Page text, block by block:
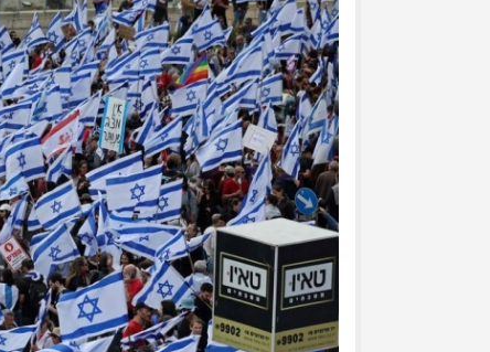
جرحى الحرب على غزة
وفد من تيار الإصلاح
ومشاركة في وقفة
تيار الإصلاح
لتكريم أسر الشهداء
تيار الإصلاح
(العهد والوفاء) لأسر
تيار الإصلاح الديمقراطي
يوم الأسير الفلسطيني
بالصور: تيار الإصلاح
قانون إعدام الأسرى